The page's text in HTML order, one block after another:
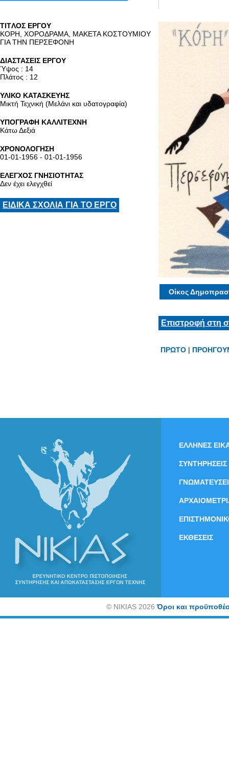
TITΛΟΣ ΕΡΓΟΥ
ΚΟΡΗ, ΧΟΡΟΔΡΑΜΑ, ΜΑΚΕΤΑ ΚΟΣΤΟΥΜΙΟΥ
ΓΙΑ ΤΗΝ ΠΕΡΣΕΦΟΝΗ
ΔΙΑΣΤΑΣΕΙΣ ΕΡΓΟΥ
Ύψος : 14
Πλάτος : 12
ΥΛΙΚΟ ΚΑΤΑΣΚΕΥΗΣ
Μικτή Τεχνική (Μελάνι και υδατογραφία)
ΥΠΟΓΡΑΦΗ ΚΑΛΛΙΤΕΧΝΗ
Κάτω Δεξιά
ΧΡΟΝΟΛΟΓΗΣΗ
01-01-1956 - 01-01-1956
ΕΛΕΓΧΟΣ ΓΝΗΣΙΟΤΗΤΑΣ
Δεν έχει ελεγχθεί
ΕΙΔΙΚΑ ΣΧΟΛΙΑ ΓΙΑ ΤΟ ΕΡΓΟ
Οίκος
Επιστροφή στη
ΠΡΩΤΟ |
ΕΛΛΗΝΕΣ
ΣΥΝΤΗΡΗΣΕΙΣ
ΕΚΘΕΣΕΙΣ
©NIKIAS 2026Όροι και